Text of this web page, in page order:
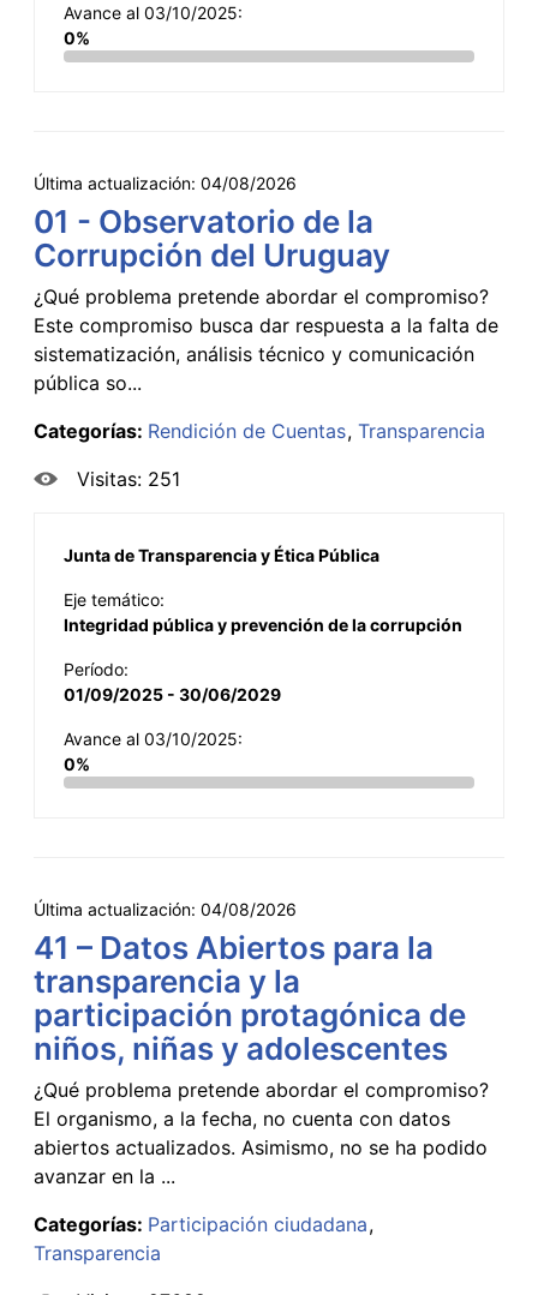
Avance al 03/10/2025:
0%
Última actualización: 04/08/2026
01 - Observatorio de la
Corrupción del Uruguay
¿Qué problema pretende abordar el compromiso?
Este compromiso busca dar respuesta a la falta de
sistematización, análisis técnico y comunicación
pública so...
Categorías: Rendición de Cuentas Transparencia
Visitas: 251
Junta de Transparencia y Ética Pública
Eje temático:
Integridad pública y prevención de la corrupción
Período:
01/09/2025 - 30/06/2029
Avance al 03/10/2025:
0%
Última actualización: 04/08/2026
41 – Datos Abiertos para la
transparencia y la
participación protagónica de
niños, niñas y adolescentes
¿Qué problema pretende abordar el compromiso?
El organismo, a la fecha, no cuenta con datos
abiertos actualizados. Asimismo, no se ha podido
avanzar en la ...
Categorías: Participación ciudadana
Transparencia